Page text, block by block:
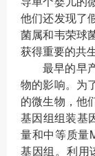
他们还发现了
菌属和韦荣球
获得重要的共
最早的早
物的影响。为
的微生物，他
基因组组装基
量和中等质量
基因组。利用